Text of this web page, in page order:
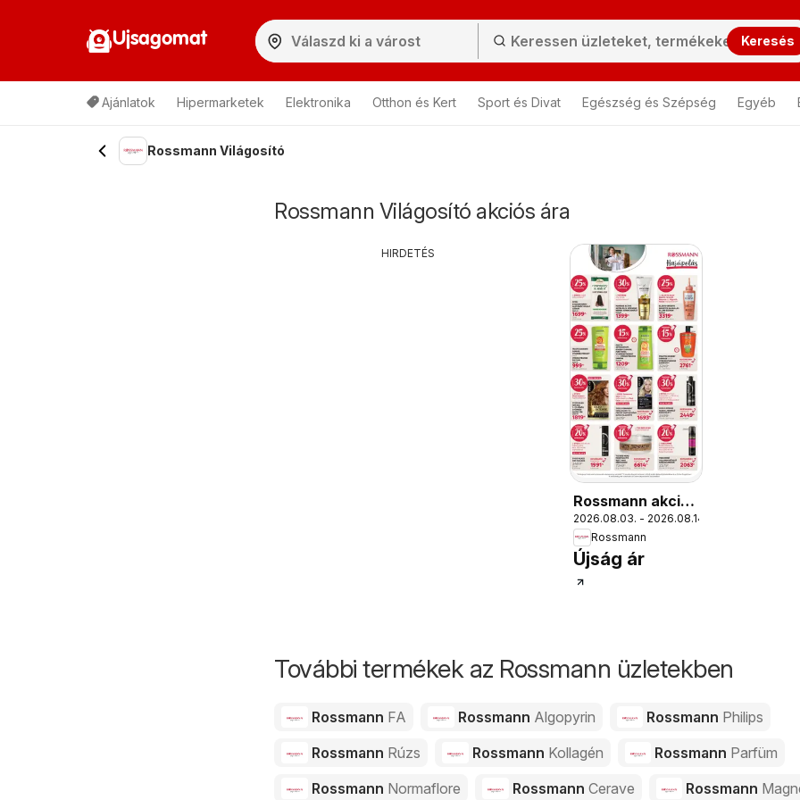
Ujsagomat Keresés
Ajánlatok Hipermarketek Elektronika Otthon és Kert Sport és Divat Egészség és Szépség Egyéb
Rossmann Világosító
Rossmann Világosító akciós ára
HIRDETÉS
Rossmann akciós
újság
2026.08.03. - 2026.08.14.
Rossmann
Újság ár
További termékek az Rossmann üzletekben
Rossmann FA Rossmann Algopyrin Rossmann Philips
Rossmann Rúzs Rossmann Kollagén Rossmann Parfüm
Rossmann Normaflore Rossmann Cerave Rossmann